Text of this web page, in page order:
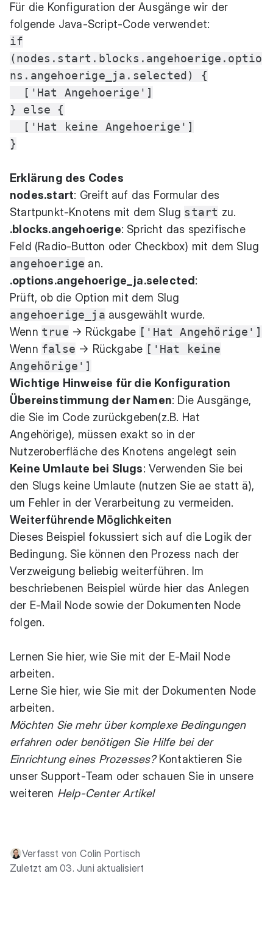
Für die Konfiguration der Ausgänge wir der
folgende Java-Script-Code verwendet:
if
(nodes.start.blocks.angehoerige.optio
ns.angehoerige_ja.selected) {
['Hat Angehoerige']
} else {
['Hat keine Angehoerige']
}
Erklärung des Codes
nodes.start: Greift auf das Formular des
Startpunkt-Knotens mit dem Slug start zu.
.blocks.angehoerige: Spricht das spezifische
Feld (Radio-Button oder Checkbox) mit dem Slug
angehoerige an.
.options.angehoerige_ja.selected :
Prüft, ob die Option mit dem Slug
angehoerige_ja ausgewählt wurde.
Wenn true → Rückgabe ['Hat Angehörige']
Wenn false → Rückgabe ['Hat keine
Angehörige']
Wichtige Hinweise für die Konfiguration
Übereinstimmung der Namen: Die Ausgänge,
die Sie im Code zurückgeben(z.B. Hat
Angehörige), müssen exakt so in der
Nutzeroberfläche des Knotens angelegt sein
Keine Umlaute bei Slugs: Verwenden Sie bei
den Slugs keine Umlaute (nutzen Sie ae statt ä),
um Fehler in der Verarbeitung zu vermeiden.
Weiterführende Möglichkeiten
Dieses Beispiel fokussiert sich auf die Logik der
Bedingung. Sie können den Prozess nach der
Verzweigung beliebig weiterführen. Im
beschriebenen Beispiel würde hier das Anlegen
der E-Mail Node sowie der Dokumenten Node
folgen.
Lernen Sie hier, wie Sie mit der E-Mail Node
arbeiten.
Lerne Sie hier, wie Sie mit der Dokumenten Node
arbeiten.
Möchten Sie mehr über komplexe Bedingungen
erfahren oder benötigen Sie Hilfe bei der
Einrichtung eines Prozesses?Kontaktieren Sie
unser Support-Team oder schauen Sie in unsere
weiteren Help-Center Artikel
Verfasst von Colin Portisch
Zuletzt am 03. Juni aktualisiert